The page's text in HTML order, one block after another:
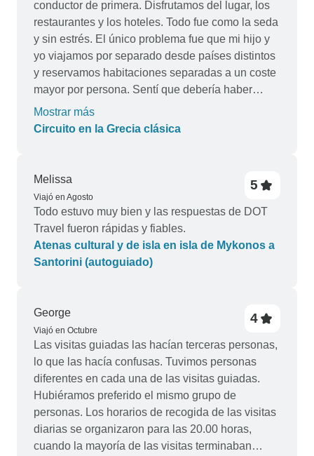
conductor de primera. Disfrutamos del lugar, los
restaurantes y los hoteles. Todo fue como la seda
y sin estrés. El único problema fue que mi hijo y
yo viajamos por separado desde países distintos
y reservamos habitaciones separadas a un coste
mayor por persona. Sentí que debería haber
tenido alojamiento de ida y vuelta al aeropuerto.
Si hubiera reservado por su cuenta, habría
Mostrar más
Circuito en la Grecia clásica
Melissa
Viajó en Agosto
5
Todo estuvo muy bien y las respuestas de DOT
Travel fueron rápidas y fiables.
Atenas cultural y de isla en isla de Mykonos a
Santorini (autoguiado)
George
Viajó en Octubre
4
Las visitas guiadas las hacían terceras personas,
lo que las hacía confusas. Tuvimos personas
diferentes en cada una de las visitas guiadas.
Hubiéramos preferido el mismo grupo de
personas. Los horarios de recogida de las visitas
diarias se organizaron para las 20.00 horas,
cuando la mayoría de las visitas terminaban